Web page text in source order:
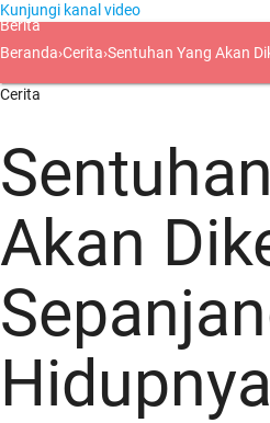
Berita
Kunjungi kanal video
Beranda›Cerita›Sentuhan Yang Akan
Cerita
Akan
Hidupnya